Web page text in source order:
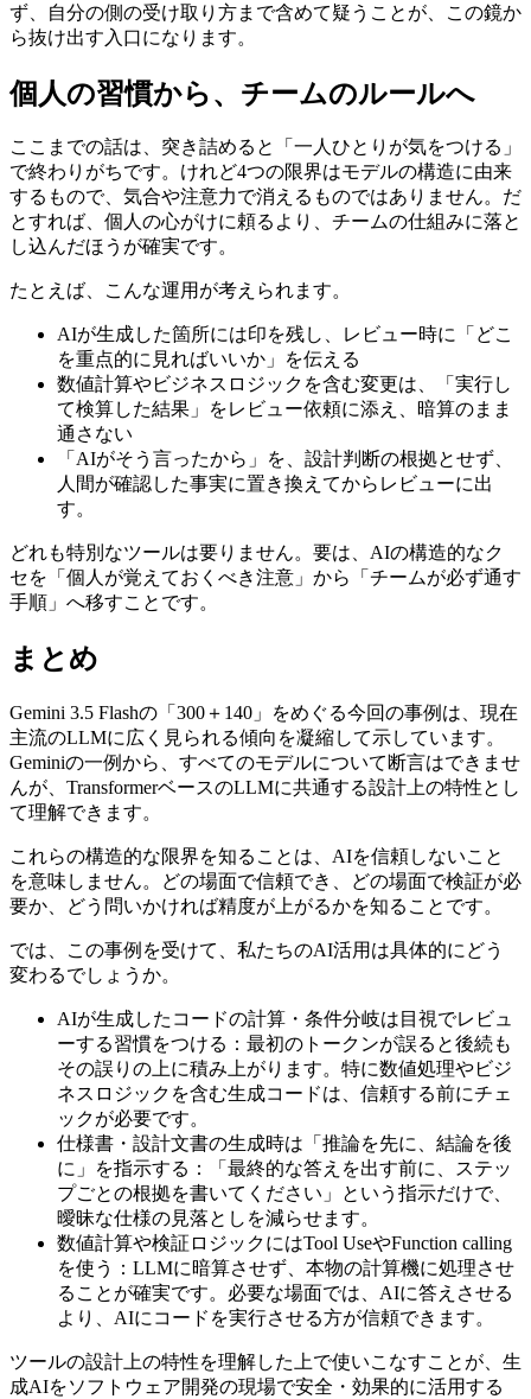
ず、自分の側の受け取り方まで含めて疑うことが、この鏡か
ら抜け出す入口になります。
個人の習慣から、チームのルールへ
ここまでの話は、突き詰めると「一人ひとりが気をつける」
で終わりがちです。けれど4つの限界はモデルの構造に由来
するもので、気合や注意力で消えるものではありません。だ
とすれば、個人の心がけに頼るより、チームの仕組みに落と
し込んだほうが確実です。
たとえば、こんな運用が考えられます。
AIが生成した箇所には印を残し、レビュー時に「どこ
を重点的に見ればいいか」を伝える
数値計算やビジネスロジックを含む変更は、「実行し
て検算した結果」をレビュー依頼に添え、暗算のまま
通さない
「AIがそう言ったから」を、設計判断の根拠とせず、
人間が確認した事実に置き換えてからレビューに出
す。
どれも特別なツールは要りません。要は、AIの構造的なク
セを「個人が覚えておくべき注意」から「チームが必ず通す
手順」へ移すことです。
まとめ
Gemini 3.5 Flashの「300＋140」をめぐる今回の事例は、現在
主流のLLMに広く見られる傾向を凝縮して示しています。
Geminiの一例から、すべてのモデルについて断言はできませ
んが、TransformerベースのLLMに共通する設計上の特性とし
て理解できます。
これらの構造的な限界を知ることは、AIを信頼しないこと
を意味しません。どの場面で信頼でき、どの場面で検証が必
要か、どう問いかければ精度が上がるかを知ることです。
では、この事例を受けて、私たちのAI活用は具体的にどう
変わるでしょうか。
AIが生成したコードの計算・条件分岐は目視でレビュ
ーする習慣をつける：最初のトークンが誤ると後続も
その誤りの上に積み上がります。特に数値処理やビジ
ネスロジックを含む生成コードは、信頼する前にチェ
ックが必要です。
仕様書・設計文書の生成時は「推論を先に、結論を後
に」を指示する：「最終的な答えを出す前に、ステッ
プごとの根拠を書いてください」という指示だけで、
曖昧な仕様の見落としを減らせます。
数値計算や検証ロジックにはTool UseやFunction calling
を使う：LLMに暗算させず、本物の計算機に処理させ
ることが確実です。必要な場面では、AIに答えさせる
より、AIにコードを実行させる方が信頼できます。
ツールの設計上の特性を理解した上で使いこなすことが、生
成AIをソフトウェア開発の現場で安全・効果的に活用する